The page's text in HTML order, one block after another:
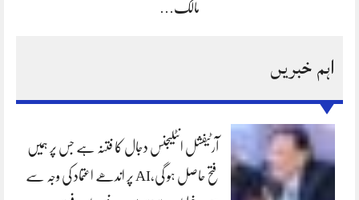
مالک…
اہم خبریں
آرٹیفشل انٹلیجنس دجال کا فتنہ ہے جس پر ہمیں
فتح حاصل ہو گی،AI پر اندھے اعتماد کی وجہ سے